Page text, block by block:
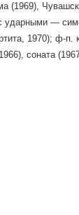
—
1970); ф-п.
соната